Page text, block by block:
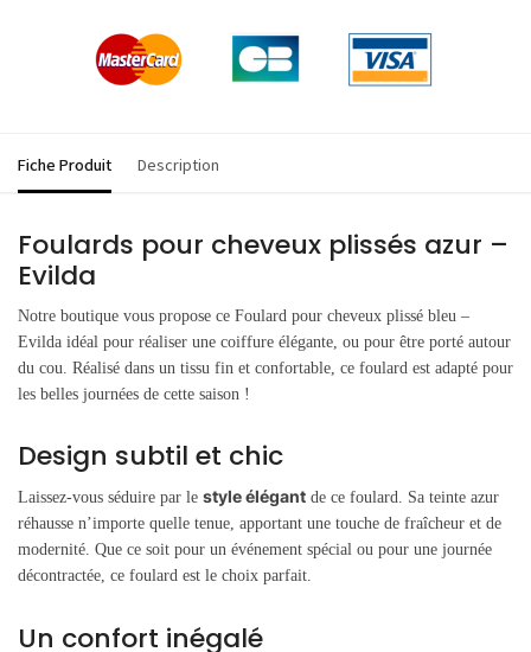
Fiche Produit Description
Foulards pour cheveux plissés azur –
Evilda
Notre boutique vous propose ce Foulard pour cheveux plissé bleu –
Evilda idéal pour réaliser une coiffure élégante, ou pour être porté autour
du cou. Réalisé dans un tissu fin et confortable, ce foulard est adapté pour
les belles journées de cette saison !
Design subtil et chic
Laissez-vous séduire par le style élégant de ce foulard. Sa teinte azur
réhausse n’importe quelle tenue, apportant une touche de fraîcheur et de
modernité. Que ce soit pour un événement spécial ou pour une journée
décontractée, ce foulard est le choix parfait.
Un confort inégalé